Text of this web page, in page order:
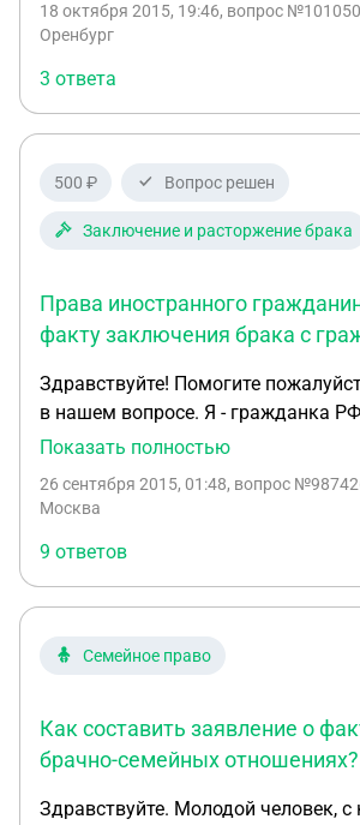
раздела этого имущества?
18 октября 2015, 19:46, вопрос
Оренбург
3 ответа
500 ₽ Вопрос решен
Заключение и расторжение брака
Права иностранного
факту заключения брака с
Здравствуйте! Помогите
в нашем вопросе. Я - гражданка
ближайшем времени заключить
Какими правами наделяет
прав придется подождать? (Дает
официальное трудоустройство в
статусе он сможет пребывать в
заключения брака? Как скоро
документы на получение вида на
обязательным тестирование на
языка для него для
Показать полностью
26 сентября 2015, 01:48, вопрос
Москва
9 ответов
Семейное право
Как составить заявление о
брачно-семейных отношениях?
Здравствуйте. Молодой человек, с которым мы